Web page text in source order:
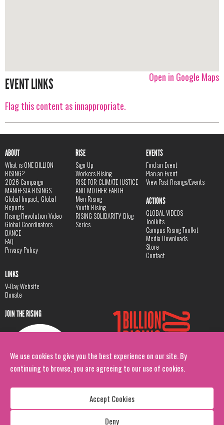
We use cookies to give you the best experience on our site. By
continuing to browse, you are agreeing to our use of cookies.
Accept Cookies
Deny
Open in Google Maps
EVENT LINKS
Flag this content as innappropriate.
ABOUT
What is ONE BILLION
RISING?
2026 Campaign
MANIFESTA RISINGS
Global Impact, Global
Reports
Rising Revolution Video
Global Coordinators
DANCE
FAQ
Privacy Policy
RISE
Sign Up
Workers Rising
RISE FOR CLIMATE JUSTICE
AND MOTHER EARTH
Men Rising
Youth Rising
RISING SOLIDARITY Blog
Series
EVENTS
Find an Event
Plan an Event
View Past Risings/Events
ACTIONS
GLOBAL VIDEOS
Toolkits
Campus Rising Toolkit
Media Downloads
Store
Contact
LINKS
V-Day Website
Donate
JOIN THE RISING